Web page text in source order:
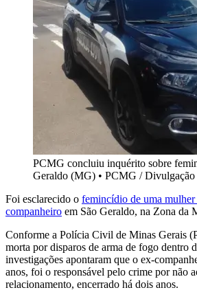
PCMG concluiu inquérito sobre
Geraldo (MG) • PCMG / Divulgação
Foi esclarecido o femincídio de uma
companheiro em São Geraldo, na Zona da
Conforme a Polícia Civil de Minas Gerais
morta por disparos de arma de fogo dentro
investigações apontaram que o ex-
anos, foi o responsável pelo crime por não
relacionamento, encerrado há dois anos.